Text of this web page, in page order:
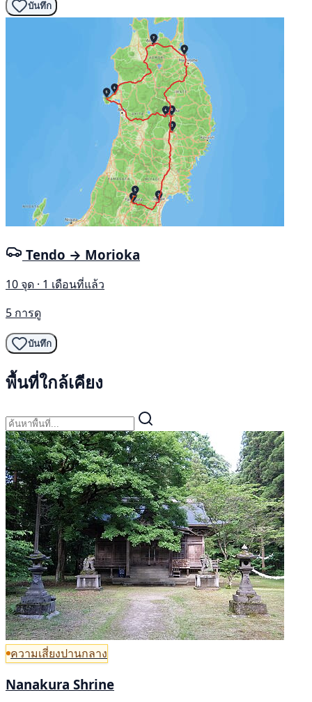
บันทึก
Tendo → Morioka
10 จุด · 1 เดือนที่แล้ว
5 การดู
บันทึก
พื้นที่ใกล้เคียง
ความเสี่ยงปานกลาง
Nanakura Shrine